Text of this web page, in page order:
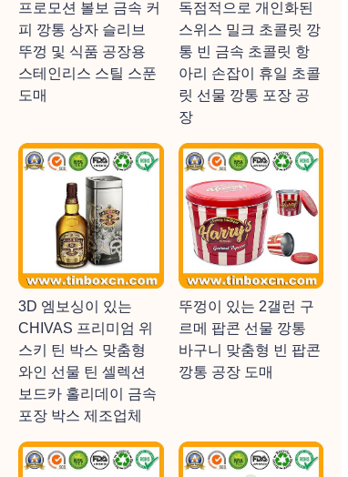
프로모션 볼보 금속 커
피 깡통 상자 슬리브
뚜껑 및 식품 공장용
스테인리스 스틸 스푼
도매
독점적으로 개인화된
스위스 밀크 초콜릿 깡
통 빈 금속 초콜릿 항
아리 손잡이 휴일 초콜
릿 선물 깡통 포장 공
장
3D 엠보싱이 있는
CHIVAS 프리미엄 위
스키 틴 박스 맞춤형
와인 선물 틴 셀렉션
보드카 홀리데이 금속
포장 박스 제조업체
뚜껑이 있는 2갤런 구
르메 팝콘 선물 깡통
바구니 맞춤형 빈 팝콘
깡통 공장 도매